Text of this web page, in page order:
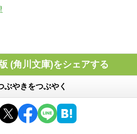
(角川文庫)をシェアする
ぶやきをつぶやく